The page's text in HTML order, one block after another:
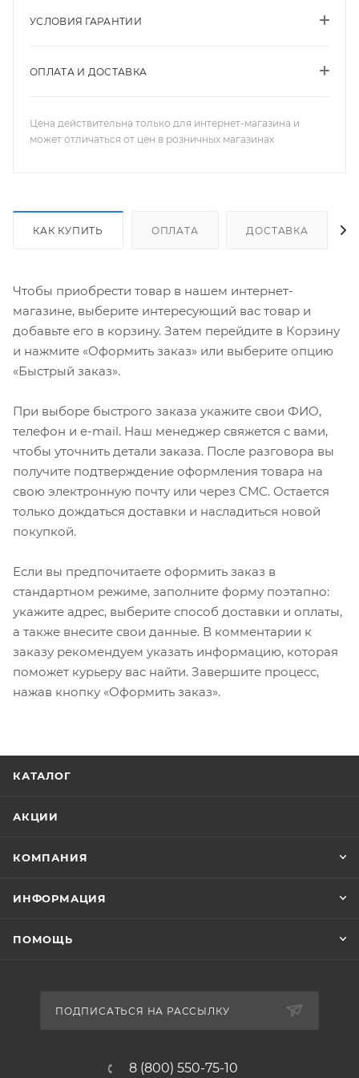
УСЛОВИЯ ГАРАНТИИ
ОПЛАТА И ДОСТАВКА
Цена действительна только для интернет-магазина и
может отличаться от цен в розничных магазинах
КАК КУПИТЬ ОПЛАТА ДОСТАВКА
Чтобы приобрести товар в нашем интернет-
магазине, выберите интересующий вас товар и
добавьте его в корзину. Затем перейдите в Корзину
и нажмите «Оформить заказ» или выберите опцию
«Быстрый заказ».
При выборе быстрого заказа укажите свои ФИО,
телефон и e-mail. Наш менеджер свяжется с вами,
чтобы уточнить детали заказа. После разговора вы
получите подтверждение оформления товара на
свою электронную почту или через СМС. Остается
только дождаться доставки и насладиться новой
покупкой.
Если вы предпочитаете оформить заказ в
стандартном режиме, заполните форму поэтапно:
укажите адрес, выберите способ доставки и оплаты,
а также внесите свои данные. В комментарии к
заказу рекомендуем указать информацию, которая
поможет курьеру вас найти. Завершите процесс,
нажав кнопку «Оформить заказ».
КАТАЛОГ
АКЦИИ
КОМПАНИЯ
ИНФОРМАЦИЯ
ПОМОЩЬ
ПОДПИСАТЬСЯ НА РАССЫЛКУ
8 (800) 550-75-10